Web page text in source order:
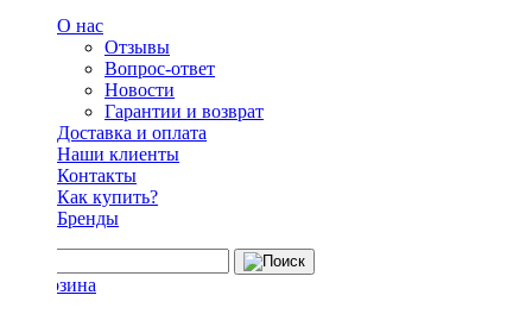
О нас
Отзывы
Вопрос-ответ
Новости
Гарантии и возврат
Доставка и оплата
Наши клиенты
Контакты
Как купить?
Бренды